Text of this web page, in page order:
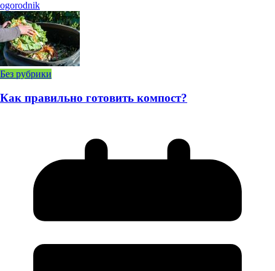
ogorodnik
Без рубрики
Как правильно готовить компост?